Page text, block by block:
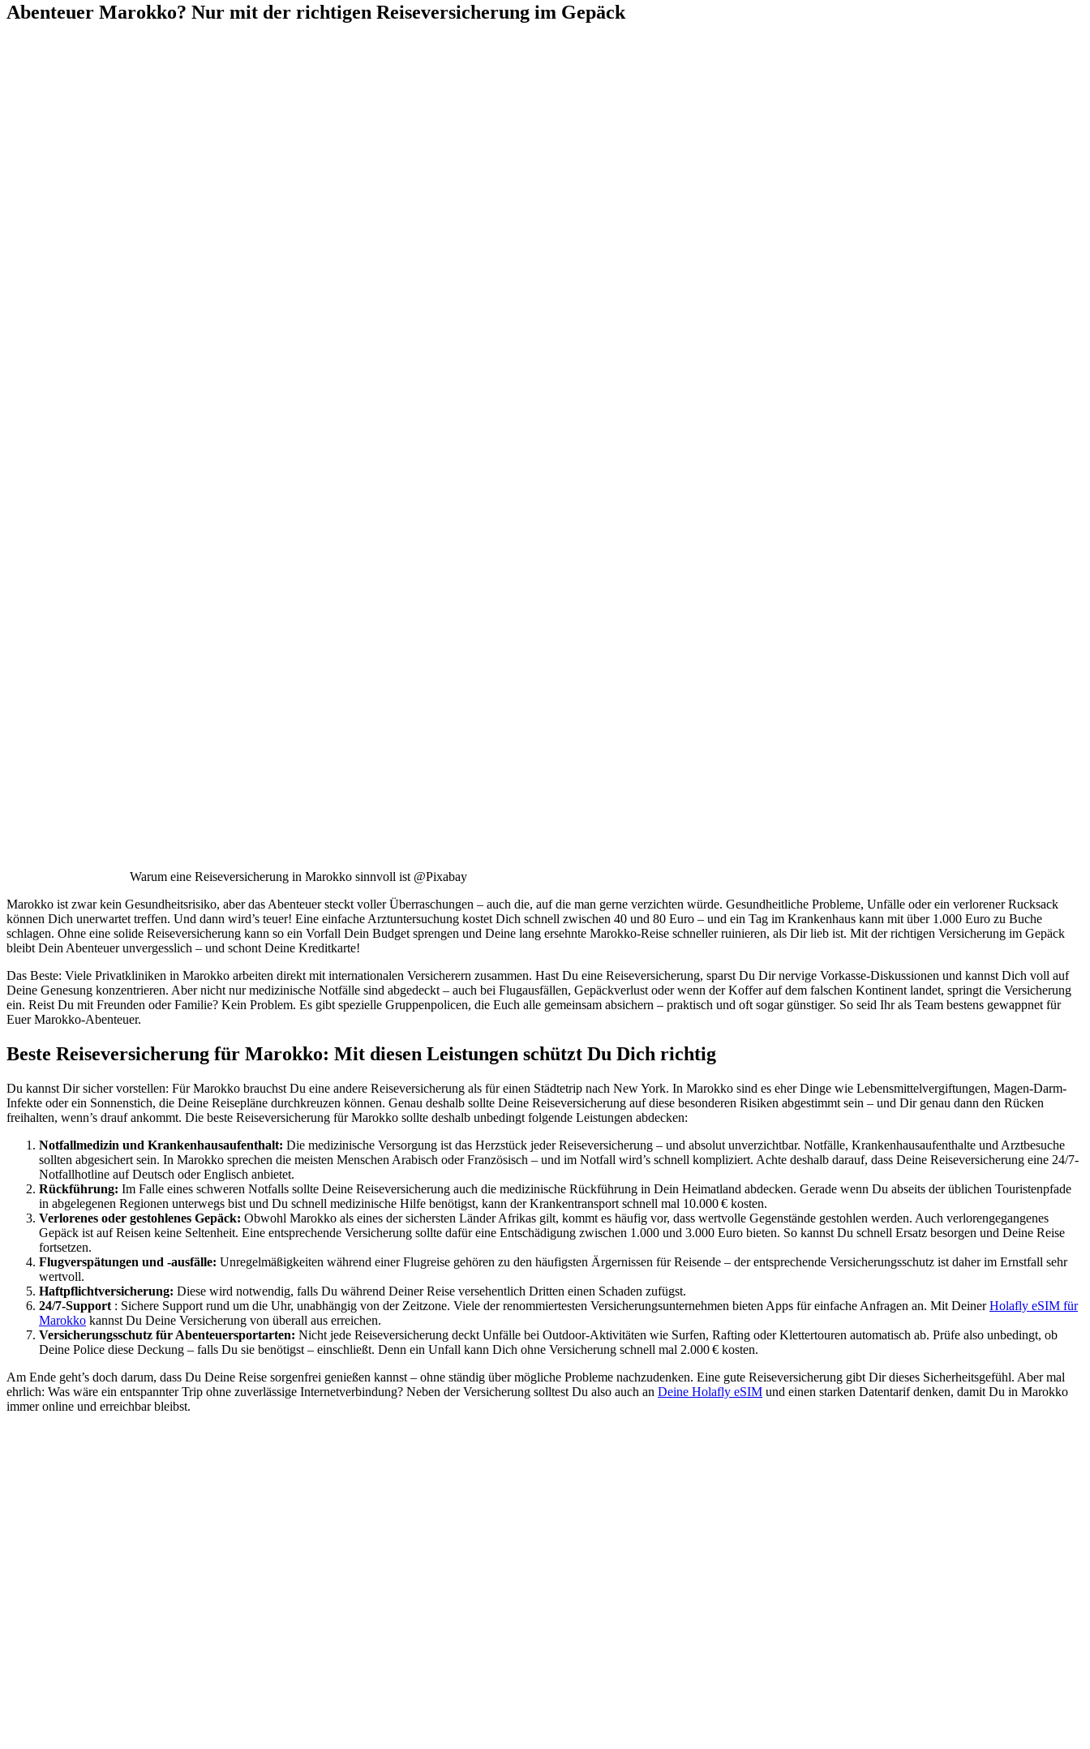
Abenteuer Marokko? Nur mit der richtigen Reiseversicherung im Gepäck
Warum eine Reiseversicherung in Marokko sinnvoll ist @Pixabay
Marokko ist zwar kein Gesundheitsrisiko, aber das Abenteuer steckt voller Überraschungen – auch die, auf die man gerne verzichten würde. Gesundheitliche Probleme, Unfälle oder ein verlorener Rucksack
können Dich unerwartet treffen. Und dann wird’s teuer! Eine einfache Arztuntersuchung kostet Dich schnell zwischen 40 und 80 Euro – und ein Tag im Krankenhaus kann mit über 1.000 Euro zu Buche
schlagen. Ohne eine solide Reiseversicherung kann so ein Vorfall Dein Budget sprengen und Deine lang ersehnte Marokko-Reise schneller ruinieren, als Dir lieb ist. Mit der richtigen Versicherung im Gepäck
bleibt Dein Abenteuer unvergesslich – und schont Deine Kreditkarte!
Das Beste: Viele Privatkliniken in Marokko arbeiten direkt mit internationalen Versicherern zusammen. Hast Du eine Reiseversicherung, sparst Du Dir nervige Vorkasse-Diskussionen und kannst Dich voll auf
Deine Genesung konzentrieren. Aber nicht nur medizinische Notfälle sind abgedeckt – auch bei Flugausfällen, Gepäckverlust oder wenn der Koffer auf dem falschen Kontinent landet, springt die Versicherung
ein. Reist Du mit Freunden oder Familie? Kein Problem. Es gibt spezielle Gruppenpolicen, die Euch alle gemeinsam absichern – praktisch und oft sogar günstiger. So seid Ihr als Team bestens gewappnet für
Euer Marokko-Abenteuer.
Beste Reiseversicherung für Marokko: Mit diesen Leistungen schützt Du Dich richtig
Du kannst Dir sicher vorstellen: Für Marokko brauchst Du eine andere Reiseversicherung als für einen Städtetrip nach New York. In Marokko sind es eher Dinge wie Lebensmittelvergiftungen, Magen-Darm-
Infekte oder ein Sonnenstich, die Deine Reisepläne durchkreuzen können. Genau deshalb sollte Deine Reiseversicherung auf diese besonderen Risiken abgestimmt sein – und Dir genau dann den Rücken
freihalten, wenn’s drauf ankommt. Die beste Reiseversicherung für Marokko sollte deshalb unbedingt folgende Leistungen abdecken:
Notfallmedizin und Krankenhausaufenthalt: Die medizinische Versorgung ist das Herzstück jeder Reiseversicherung – und absolut unverzichtbar. Notfälle, Krankenhausaufenthalte und Arztbesuche
sollten abgesichert sein. In Marokko sprechen die meisten Menschen Arabisch oder Französisch – und im Notfall wird’s schnell kompliziert. Achte deshalb darauf, dass Deine Reiseversicherung eine 24/7-
Notfallhotline auf Deutsch oder Englisch anbietet.
Rückführung: Im Falle eines schweren Notfalls sollte Deine Reiseversicherung auch die medizinische Rückführung in Dein Heimatland abdecken. Gerade wenn Du abseits der üblichen Touristenpfade
in abgelegenen Regionen unterwegs bist und Du schnell medizinische Hilfe benötigst, kann der Krankentransport schnell mal 10.000 € kosten.
Verlorenes oder gestohlenes Gepäck: Obwohl Marokko als eines der sichersten Länder Afrikas gilt, kommt es häufig vor, dass wertvolle Gegenstände gestohlen werden. Auch verlorengegangenes
Gepäck ist auf Reisen keine Seltenheit. Eine entsprechende Versicherung sollte dafür eine Entschädigung zwischen 1.000 und 3.000 Euro bieten. So kannst Du schnell Ersatz besorgen und Deine Reise
fortsetzen.
Flugverspätungen und -ausfälle: Unregelmäßigkeiten während einer Flugreise gehören zu den häufigsten Ärgernissen für Reisende – der entsprechende Versicherungsschutz ist daher im Ernstfall sehr
wertvoll.
Haftpflichtversicherung: Diese wird notwendig, falls Du während Deiner Reise versehentlich Dritten einen Schaden zufügst.
24/7-Support : Sichere Support rund um die Uhr, unabhängig von der Zeitzone. Viele der renommiertesten Versicherungsunternehmen bieten Apps für einfache Anfragen an. Mit DeinerHolafly eSIM für
Marokko kannst Du Deine Versicherung von überall aus erreichen.
Versicherungsschutz für Abenteuersportarten: Nicht jede Reiseversicherung deckt Unfälle bei Outdoor-Aktivitäten wie Surfen, Rafting oder Klettertouren automatisch ab. Prüfe also unbedingt, ob
Deine Police diese Deckung – falls Du sie benötigst – einschließt. Denn ein Unfall kann Dich ohne Versicherung schnell mal 2.000 € kosten.
Am Ende geht’s doch darum, dass Du Deine Reise sorgenfrei genießen kannst – ohne ständig über mögliche Probleme nachzudenken. Eine gute Reiseversicherung gibt Dir dieses Sicherheitsgefühl. Aber mal
ehrlich: Was wäre ein entspannter Trip ohne zuverlässige Internetverbindung? Neben der Versicherung solltest Du also auch an Deine Holafly eSIM und einen starken Datentarif denken, damit Du in Marokko
immer online und erreichbar bleibst.